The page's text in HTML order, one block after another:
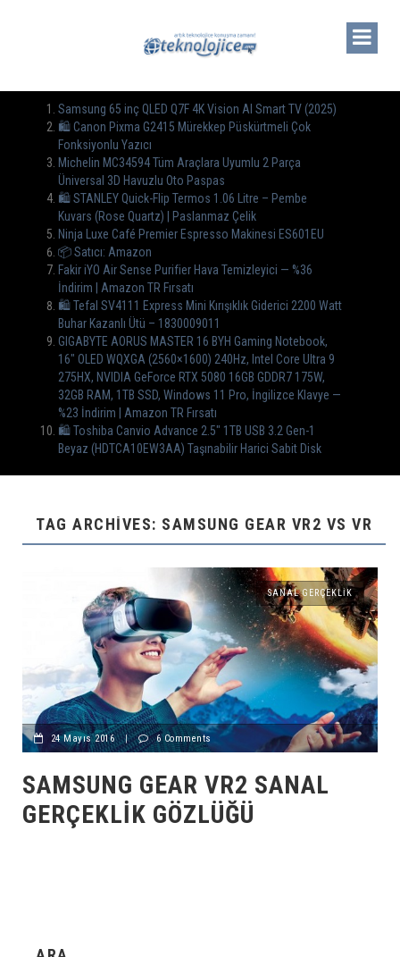
Samsung 65 inç QLED Q7F 4K Vision AI Smart TV (2025)
🛍️ Canon Pixma G2415 Mürekkep Püskürtmeli Çok
Fonksiyonlu Yazıcı
Michelin MC34594 Tüm Araçlara Uyumlu 2 Parça
Üniversal 3D Havuzlu Oto Paspas
🛍 STANLEY Quick-Flip Termos 1.06 Litre – Pembe
Kuvars (Rose Quartz) | Paslanmaz Çelik
Ninja Luxe Café Premier Espresso Makinesi ES601EU
📦 Satıcı: Amazon
Fakir iYO Air Sense Purifier Hava Temizleyici — %36
İndirim | Amazon TR Fırsatı
🛍 Tefal SV4111 Express Mini Kırışıklık Giderici 2200 Watt
Buhar Kazanlı Ütü – 1830009011
GIGABYTE AORUS MASTER 16 BYH Gaming Notebook,
16″ OLED WQXGA (2560×1600) 240Hz, Intel Core Ultra 9
275HX, NVIDIA GeForce RTX 5080 16GB GDDR7 175W,
32GB RAM, 1TB SSD, Windows 11 Pro, İngilizce Klavye —
%23 İndirim | Amazon TR Fırsatı
🛍 Toshiba Canvio Advance 2.5″ 1TB USB 3.2 Gen-1
Beyaz (HDTCA10EW3AA) Taşınabilir Harici Sabit Disk
TAG ARCHIVES: SAMSUNG GEAR VR2 VS VR
SANAL GERÇEKLIK
24 Mayıs 2016 | 6 Comments
SAMSUNG GEAR VR2 SANAL
GERÇEKLIK GÖZLÜĞÜ